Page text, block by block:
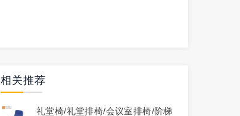
相关推荐
礼堂椅/礼堂排椅/会议室排椅/阶梯